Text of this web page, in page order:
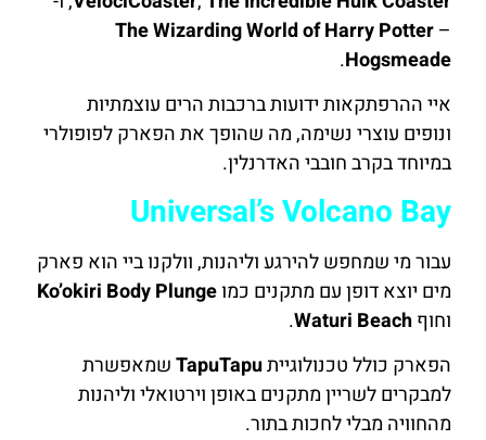
The Wizarding World of Harry Potter–
Hogsmeade
.
איי ההרפתקאות ידועות ברכבות הרים עוצמתיות
ונופים עוצרי נשימה, מה שהופך את הפארק לפופולרי
במיוחד בקרב חובבי האדרנלין.
Universal’s Volcano Bay
עבור מי שמחפש להירגע וליהנות, וולקנו ביי הוא פארק
מים יוצא דופן עם מתקנים כמוKo’okiri Body Plunge
וחוףWaturi Beach
.
הפארק כולל טכנולוגייתTapuTapuשמאפשרת
למבקרים לשריין מתקנים באופן וירטואלי וליהנות
מהחוויה מבלי לחכות בתור.